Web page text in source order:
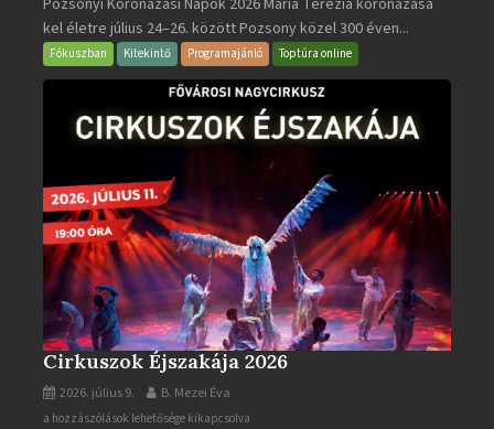
Napok
bejegyzéshez
Pozsonyi Koronázási Napok 2026 Mária Terézia koronázása
kel életre július 24–26. között Pozsony közel 300 éven...
Fókuszban Kitekintő Programajánló Toptúra online
Cirkuszok Éjszakája 2026
2026. július 9. B. Mezei Éva
Cirkuszok
a hozzászólások lehetősége kikapcsolva